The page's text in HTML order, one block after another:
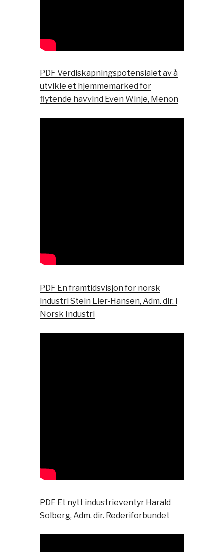
PDF Verdiskapningspotensialet av å
utvikle et hjemmemarked for
flytende havvind Even Winje, Menon
PDF En framtidsvisjon for norsk
industri Stein Lier-Hansen, Adm. dir. i
Norsk Industri
PDF Et nytt industrieventyr Harald
Solberg, Adm. dir. Rederiforbundet